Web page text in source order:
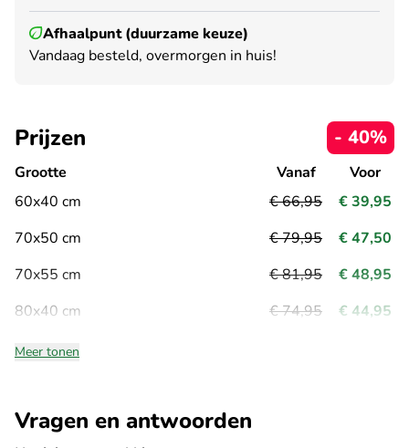
Afhaalpunt (duurzame keuze)
Vandaag besteld, overmorgen in huis!
Vragen en antwoorden
Prijzen - 40%
Grootte
60x40 cm
70x50 cm
70x55 cm
80x40 cm
Vanaf
€ 66,95
€ 79,95
€ 81,95
€ 74,95
Voor
€ 39,95
€ 47,50
€ 48,95
€ 44,95
Meer tonen